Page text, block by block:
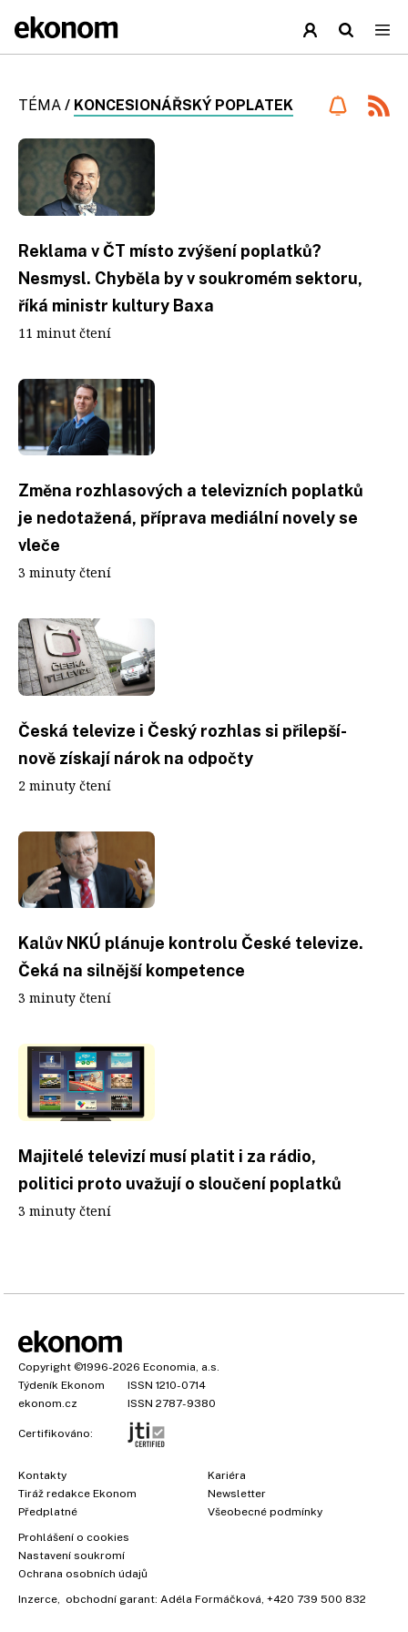
TÉMA / KONCESIONÁŘSKÝ POPLATEK
Reklama v ČT místo zvýšení poplatků?
Nesmysl. Chyběla by v soukromém sektoru,
říká ministr kultury Baxa
11 minut čtení
Změna rozhlasových a televizních poplatků
je nedotažená, příprava mediální novely se
vleče
3 minuty čtení
Česká televize i Český rozhlas si přilepší-
nově získají nárok na odpočty
2 minuty čtení
Kalův NKÚ plánuje kontrolu České televize.
Čeká na silnější kompetence
3 minuty čtení
Majitelé televizí musí platit i za rádio,
politici proto uvažují o sloučení poplatků
3 minuty čtení
Copyright ©1996-2026 Economia, a.s.
Týdeník Ekonom
ISSN 1210-0714
ekonom.cz
ISSN 2787-9380
Certifikováno:
Kontakty
Tiráž redakce Ekonom
Předplatné
Kariéra
Newsletter
Všeobecné podmínky
Prohlášení o cookies
Nastavení soukromí
Ochrana osobních údajů
Inzerce , obchodní garant: Adéla Formáčková +420 739 500 832